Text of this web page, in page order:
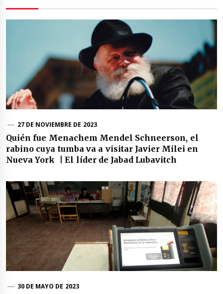
27 DE NOVIEMBRE DE 2023
Quién fue Menachem Mendel Schneerson, el
rabino cuya tumba va a visitar Javier Milei en
Nueva York | El líder de Jabad Lubavitch
30 DE MAYO DE 2023